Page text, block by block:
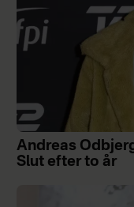
Andreas
Slut efter to år